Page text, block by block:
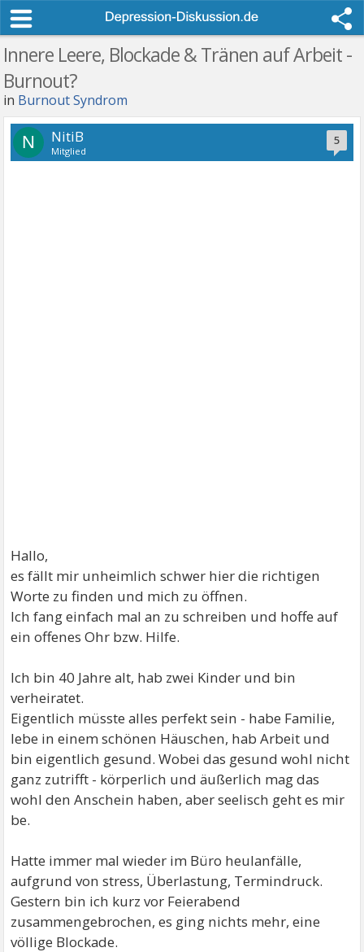
Innere Leere, Blockade & Tränen auf Arbeit -
Burnout?
in Burnout Syndrom
5
N NitiB
Mitglied
Hallo,
es fällt mir unheimlich schwer hier die richtigen
Worte zu finden und mich zu öffnen.
Ich fang einfach mal an zu schreiben und hoffe auf
ein offenes Ohr bzw. Hilfe.
Ich bin 40 Jahre alt, hab zwei Kinder und bin
verheiratet.
Eigentlich müsste alles perfekt sein - habe Familie,
lebe in einem schönen Häuschen, hab Arbeit und
bin eigentlich gesund. Wobei das gesund wohl nicht
ganz zutrifft - körperlich und äußerlich mag das
wohl den Anschein haben, aber seelisch geht es mir
be.
Hatte immer mal wieder im Büro heulanfälle,
aufgrund von stress, Überlastung, Termindruck.
Gestern bin ich kurz vor Feierabend
zusammengebrochen, es ging nichts mehr, eine
völlige Blockade.